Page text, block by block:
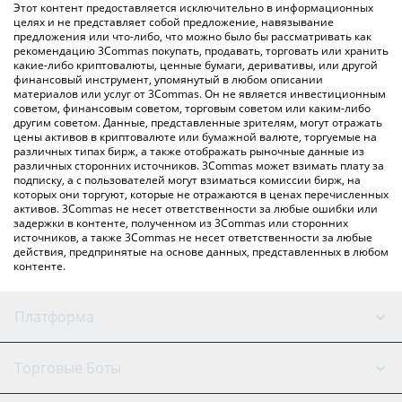
цен CheckDot, чтобы проверить последние цены на
CheckDot в основных фиатных и криптовалютах.
Этот контент предоставляется исключительно в информационных
целях и не представляет собой предложение, навязывание
предложения или что-либо, что можно было бы рассматривать как
рекомендацию 3Commas покупать, продавать, торговать или хранить
какие-либо криптовалюты, ценные бумаги, деривативы, или другой
финансовый инструмент, упомянутый в любом описании
материалов или услуг от 3Commas. Он не является инвестиционным
советом, финансовым советом, торговым советом или каким-либо
другим советом. Данные, представленные зрителям, могут отражать
цены активов в криптовалюте или бумажной валюте, торгуемые на
различных типах бирж, а также отображать рыночные данные из
различных сторонних источников. 3Commas может взимать плату за
подписку, а с пользователей могут взиматься комиссии бирж, на
которых они торгуют, которые не отражаются в ценах перечисленных
активов. 3Commas не несет ответственности за любые ошибки или
задержки в контенте, полученном из 3Commas или сторонних
источников, а также 3Commas не несет ответственности за любые
действия, предпринятые на основе данных, представленных в любом
контенте.
Платформа
GRID Бот
Торговые Боты